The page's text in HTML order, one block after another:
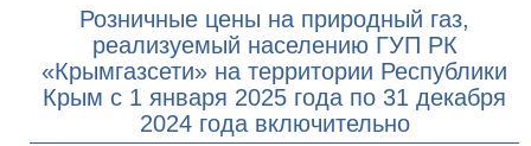
Розничные цены на природный газ,
реализуемый населению ГУП РК
«Крымгазсети» на территории Республики
Крым с 1 января 2025 года по 31 декабря
2024 года включительно